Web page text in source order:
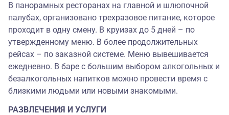
В панорамных ресторанах на главной и шлюпочной
палубах, организовано трехразовое питание, которое
проходит в одну смену. В круизах до 5 дней – по
утвержденному меню. В более продолжительных
рейсах – по заказной системе. Меню вывешивается
ежедневно. В баре с большим выбором алкогольных и
безалкогольных напитков можно провести время с
близкими людьми или новыми знакомыми.
РАЗВЛЕЧЕНИЯ И УСЛУГИ